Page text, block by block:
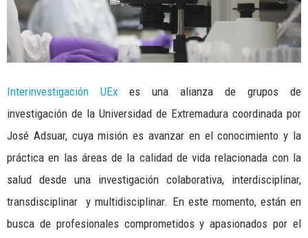
Interinvestigación UEx es una alianza de grupos de
investigación de la Universidad de Extremadura coordinada por
José Adsuar, cuya misión es avanzar en el conocimiento y la
práctica en las áreas de la calidad de vida relacionada con la
salud desde una investigación colaborativa, interdisciplinar,
transdisciplinar y multidisciplinar. En este momento, están en
busca de profesionales comprometidos y apasionados por el